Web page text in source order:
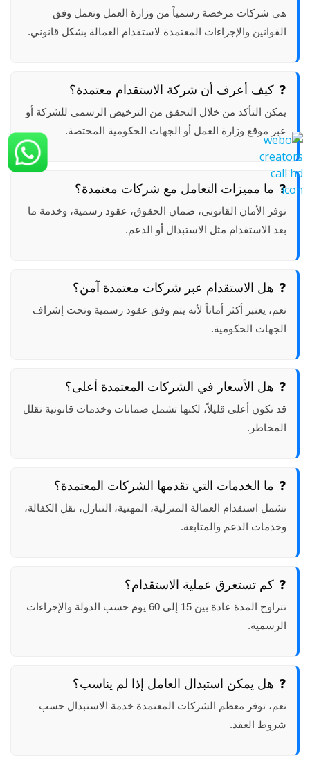
هي شركات مرخصة رسمياً من وزارة العمل وتعمل وفق
القوانين والإجراءات المعتمدة لاستقدام العمالة بشكل قانوني.
كيف أعرف أن شركة الاستقدام معتمدة؟
يمكن التأكد من خلال التحقق من الترخيص الرسمي للشركة أو
عبر موقع وزارة العمل أو الجهات الحكومية المختصة.
ما مميزات التعامل مع شركات معتمدة؟
توفر الأمان القانوني، ضمان الحقوق، عقود رسمية، وخدمة ما
بعد الاستقدام مثل الاستبدال أو الدعم.
هل الاستقدام عبر شركات معتمدة آمن؟
نعم، يعتبر أكثر أماناً لأنه يتم وفق عقود رسمية وتحت إشراف
الجهات الحكومية.
هل الأسعار في الشركات المعتمدة أعلى؟
قد تكون أعلى قليلاً، لكنها تشمل ضمانات وخدمات قانونية تقلل
المخاطر.
ما الخدمات التي تقدمها الشركات المعتمدة؟
تشمل استقدام العمالة المنزلية، المهنية، التنازل، نقل الكفالة،
وخدمات الدعم والمتابعة.
كم تستغرق عملية الاستقدام؟
تتراوح المدة عادة بين 15 إلى 60 يوم حسب الدولة والإجراءات
الرسمية.
هل يمكن استبدال العامل إذا لم يناسب؟
نعم، توفر معظم الشركات المعتمدة خدمة الاستبدال حسب
شروط العقد.